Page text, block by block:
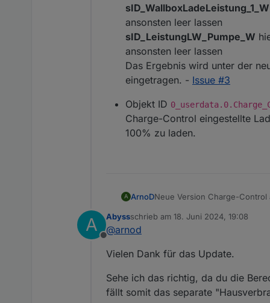
Geänderte Objekt ID
zur Fehlersuche wurde
DebugAusgabe, um den
im Logfile auszugeben.
Kleinere Fehler
sID_WallboxLadeLeistung_1_W
ansonsten leer lassen
sID_LeistungLW_Pumpe_W
ansonsten leer lassen
Das Ergebnis wird unter der
eingetragen. - Issue #3
Objekt ID
Charge-Control eingestellte
100% zu laden.
A ArnoDNeue Version Charge-
Änderungen:
XMLHttpRequest
Pumpe, Heizstab oder
lassen
ansonsten leer lassen
A
Offline
Abyssschrieb am 18. Juni 2024, 19:08
zuletzt editiert von
@arnod
Vielen Dank für das Update.
Sehe ich das richtig, da du die
fällt somit das separate